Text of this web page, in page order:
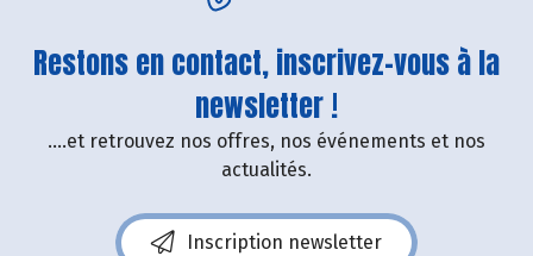
Restons en contact, inscrivez-vous à la
newsletter !
....et retrouvez nos offres, nos événements et nos
actualités.
Inscription newsletter